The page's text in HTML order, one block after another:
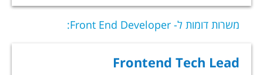
משרות דומות ל- Front End Developer
:
Frontend Tech Lead